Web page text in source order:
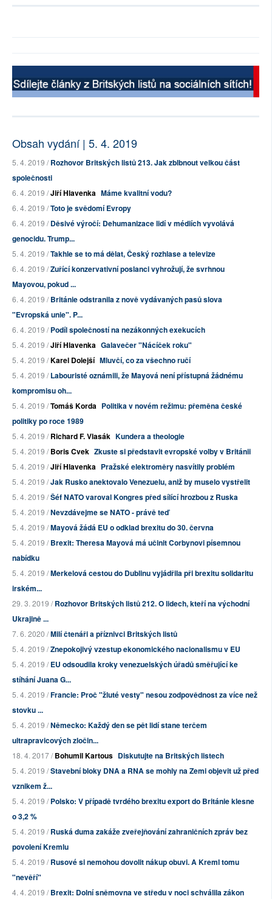
Obsah vydání | 5. 4. 2019
5. 4. 2019 /Rozhovor Britských listů 213. Jak zblbnout velkou část
společnosti
6. 4. 2019 /Jiří Hlavenka Máme kvalitní vodu?
6. 4. 2019 /Toto je svědomí Evropy
6. 4. 2019 /Děsivé výročí: Dehumanizace lidí v médiích vyvolává
genocidu. Trump...
5. 4. 2019 /Takhle se to má dělat, Český rozhlase a televize
6. 4. 2019 /Zuřící konzervativní poslanci vyhrožují, že svrhnou
Mayovou, pokud ...
6. 4. 2019 /Británie odstranila z nově vydávaných pasů slova
"Evropská unie". P...
6. 4. 2019 /Podíl společností na nezákonných exekucích
5. 4. 2019 /Jiří Hlavenka Galavečer "Nácíček roku"
5. 4. 2019 /Karel Dolejší Mluvčí, co za všechno ručí
5. 4. 2019 /Labouristé oznámili, že Mayová není přístupná žádnému
kompromisu oh...
5. 4. 2019 /Tomáš Korda Politika v novém režimu: přeměna české
politiky po roce 1989
5. 4. 2019 /Richard F. Vlasák Kundera a theologie
5. 4. 2019 /Boris Cvek Zkuste si představit evropské volby v Británii
5. 4. 2019 /Jiří Hlavenka Pražské elektroměry nasvítily problém
5. 4. 2019 /Jak Rusko anektovalo Venezuelu, aniž by muselo vystřelit
5. 4. 2019 /Šéf NATO varoval Kongres před sílící hrozbou z Ruska
5. 4. 2019 /Nevzdávejme se NATO - právě teď
5. 4. 2019 /Mayová žádá EU o odklad brexitu do 30. června
5. 4. 2019 /Brexit: Theresa Mayová má učinit Corbynovi písemnou
nabídku
5. 4. 2019 /Merkelová cestou do Dublinu vyjádřila při brexitu solidaritu
irském...
29. 3. 2019 /Rozhovor Britských listů 212. O lidech, kteří na východní
Ukrajině ...
7. 6. 2020 /Milí čtenáři a příznivci Britských listů
5. 4. 2019 /Znepokojivý vzestup ekonomického nacionalismu v EU
5. 4. 2019 /EU odsoudila kroky venezuelských úřadů směřující ke
stíhání Juana G...
5. 4. 2019 /Francie: Proč "žluté vesty" nesou zodpovědnost za více než
stovku ...
5. 4. 2019 /Německo: Každý den se pět lidí stane terčem
ultrapravicových zločin...
18. 4. 2017 /Bohumil Kartous Diskutujte na Britských listech
5. 4. 2019 /Stavební bloky DNA a RNA se mohly na Zemi objevit už před
vznikem ž...
5. 4. 2019 /Polsko: V případě tvrdého brexitu export do Británie klesne
o 3,2 %
5. 4. 2019 /Ruská duma zakáže zveřejňování zahraničních zpráv bez
povolení Kremlu
5. 4. 2019 /Rusové si nemohou dovolit nákup obuvi. A Kreml tomu
"nevěří"
4. 4. 2019 /Brexit: Dolní sněmovna ve středu v noci schválila zákon